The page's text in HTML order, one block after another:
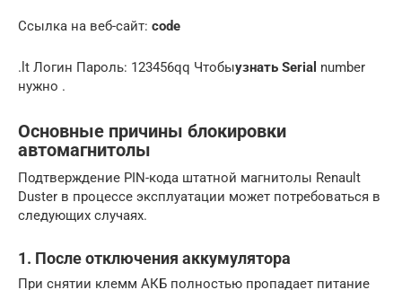
Ссылка на веб-сайт: code
.lt Логин Пароль: 123456qq Чтобыузнать Serial number
нужно .
Основные причины блокировки
автомагнитолы
Подтверждение PIN-кода штатной магнитолы Renault
Duster в процессе эксплуатации может потребоваться в
следующих случаях.
1. После отключения аккумулятора
При снятии клемм АКБ полностью пропадает питание